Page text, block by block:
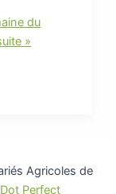
du
»
Agricoles de
Dot Perfect